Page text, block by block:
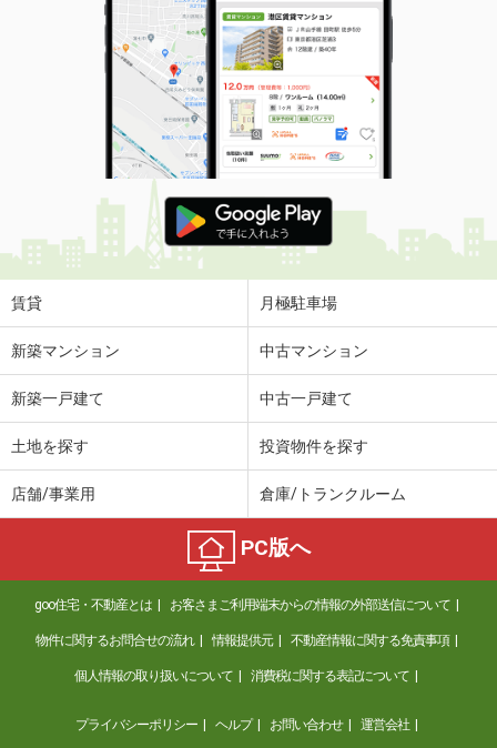
賃貸 月極駐車場
新築マンション 中古マンション
新築一戸建て 中古一戸建て
土地を探す 投資物件を探す
店舗/事業用 倉庫/トランクルーム
PC版へ
goo住宅・不動産とは お客さまご利用端末からの情報の外部送信について
物件に関するお問合せの流れ 情報提供元 不動産情報に関する免責事項
個人情報の取り扱いについて 消費税に関する表記について
プライバシーポリシー ヘルプ お問い合わせ 運営会社